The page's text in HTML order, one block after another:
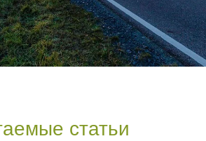
статьи